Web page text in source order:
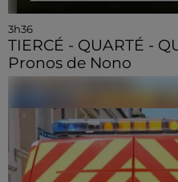
3h36
TIERCÉ - QUARTÉ -
Pronos de Nono